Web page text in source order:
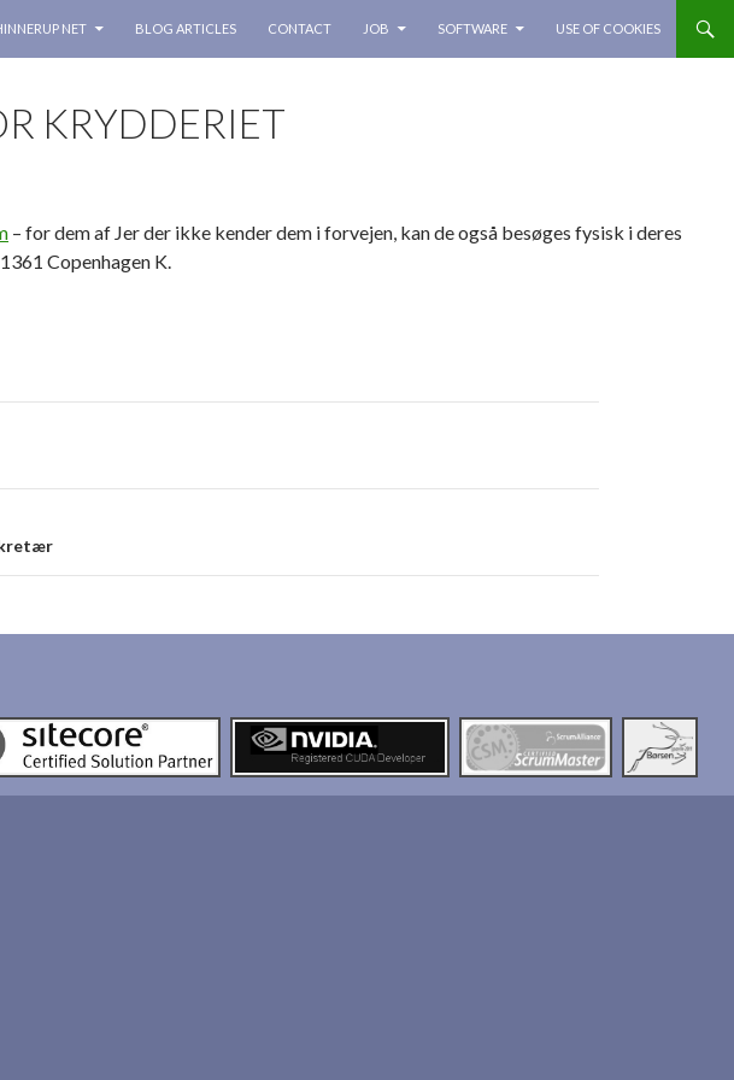
NET
BLOG ARTICLES CONTACT JOB SOFTWARE USE OF COOKIES
KRYDDERIET
– for dem af Jer der ikke kender dem i forvejen, kan de også besøges fysisk i deres
Copenhagen K.